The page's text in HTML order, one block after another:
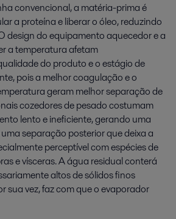
convencional, a matéria-prima é
a proteína e liberar o óleo, reduzindo
design do equipamento aquecedor e a
a temperatura afetam
do produto e o estágio de
pois a melhor coagulação e o
geram melhor separação de
cozedores de pesado costumam
lento e ineficiente, gerando uma
separação posterior que deixa a
perceptível com espécies de
e vísceras. A água residual conterá
altos de sólidos finos
sua vez, faz com que o evaporador